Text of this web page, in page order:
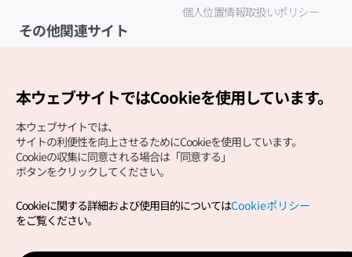
個人位置情報取扱いポリシー
その他関連サイト
Copyright (c) Korea Tourism Organization All Rights
サイトエラー報告公式メール
本ウェブサイトではCookieを使用しています。
本ウェブサイトでは、
サイトの利便性を向上させるためにCookieを使用しています。
Cookieの収集に同意される場合は「同意する」
ボタンをクリックしてください。
Cookieに関する詳細および使用目的についてはCookieポリシー
をご覧ください。